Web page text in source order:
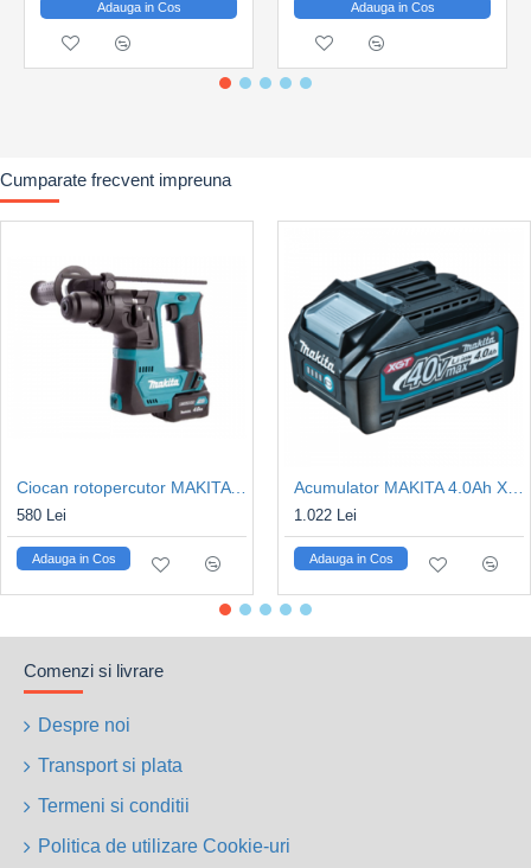
Vibratii(m/s²): 2.5;
Capacitate lemn (freza)/lemn (elicoidal)/lemn (carota) (mm):
Turatie in gol (rpm): Treapta I: 0–800; Treapta II: 0–1.570;
Diametru maxim carotare (mm): Treapta I: 132; Treapta II:
Portscula: M18;
Lungime cablu de alimentare (m): 3;
Diametru gat de prindere (mm): 53;
Greutate neta (kg): 6.3;
Dimensiuni L x l x h (mm): 515 x 90 x125;
Gaurire umeda si uscata;
Kit alimentare cu apa inclus;
Maner lateral reglabil;
Adauga in Cos Adauga in Cos
Cumparate frecvent impreuna
Ciocan rotopercutor MAKITA HR140DZ SDS-PLUS 12V 0,9J, Kit acumulatori
580 Lei
Adauga in Cos
1.022 Lei
Adauga in Cos
Comenzi si livrare
Despre noi
Transport si plata
Termeni si conditii
Politica de utilizare Cookie-uri